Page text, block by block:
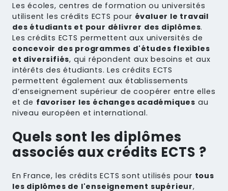
Les écoles, centres de formation ou universités
utilisent les crédits ECTS pour évaluer le travail
des étudiants et pour délivrer des diplômes.
Les crédits ECTS permettent aux universités de
concevoir des programmes d'études flexibles
et diversifiés, qui répondent aux besoins et aux
intérêts des étudiants. Les crédits ECTS
permettent également aux établissements
d’enseignement supérieur de coopérer entre elles
et de favoriser les échanges académiques au
niveau européen et international.
Quels sont les diplômes
associés aux crédits ECTS ?
En France, les crédits ECTS sont utilisés pour tous
les diplômes de l'enseignement supérieur,